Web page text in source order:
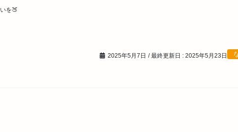
を🍑
2025年5月7日 / 最終更新日 :2025年5月23日